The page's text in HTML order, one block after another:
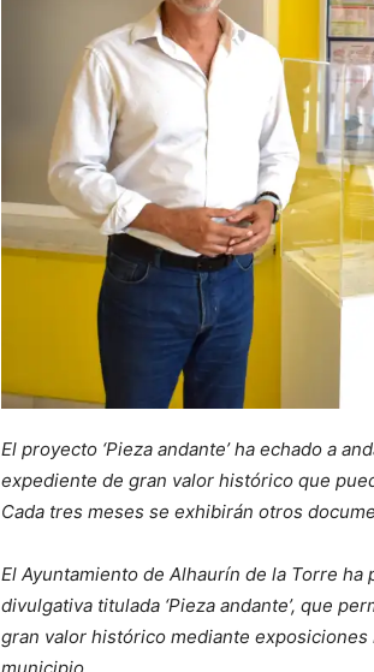
El proyecto ‘Pieza andante’ ha echado a
expediente de gran valor histórico que
Cada tres meses se exhibirán otros
El Ayuntamiento de Alhaurín de la Torre
divulgativa titulada ‘Pieza andante’, que
gran valor histórico mediante
municipio.